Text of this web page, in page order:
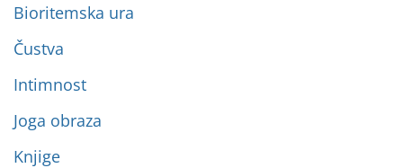
Bioritemska ura
Čustva
Intimnost
Joga obraza
Knjige